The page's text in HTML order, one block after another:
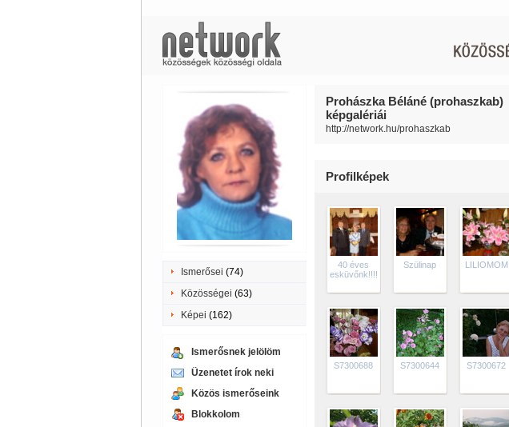
Ismerősei (74)
Közösségei (63)
Képei (162)
Ismerősnek jelölöm
Üzenetet írok neki
Közös ismerőseink
Blokkolom
Prohászka Béláné (prohaszkab)
képgalériái
http://network.hu/prohaszkab
Profilképek
40 éves
esküvőnk!!!!!!!!!!!!!!
Szülinap LILIOMOM
S7300688 S7300644 S7300672